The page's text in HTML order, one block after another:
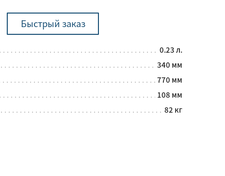
Быстрый заказ
0.23 л.
340 мм
770 мм
108 мм
82 кг